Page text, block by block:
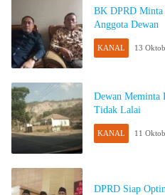
BK DPRD Minta
Anggota Dewan
KANAL 13
Dewan Meminta
Tidak Lalai
KANAL 11
DPRD Siap